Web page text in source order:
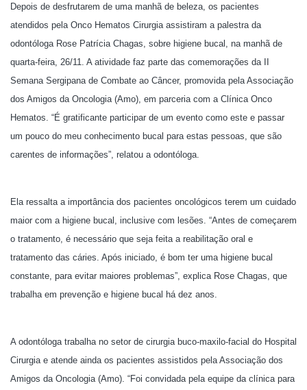
Depois de desfrutarem de uma manhã de beleza, os pacientes
atendidos pela Onco Hematos Cirurgia assistiram a palestra da
odontóloga Rose Patrícia Chagas, sobre higiene bucal, na manhã de
quarta-feira, 26/11. A atividade faz parte das comemorações da II
Semana Sergipana de Combate ao Câncer, promovida pela Associação
dos Amigos da Oncologia (Amo), em parceria com a Clínica Onco
Hematos. “É gratificante participar de um evento como este e passar
um pouco do meu conhecimento bucal para estas pessoas, que são
carentes de informações”, relatou a odontóloga.
Ela ressalta a importância dos pacientes oncológicos terem um cuidado
maior com a higiene bucal, inclusive com lesões. “Antes de começarem
o tratamento, é necessário que seja feita a reabilitação oral e
tratamento das cáries. Após iniciado, é bom ter uma higiene bucal
constante, para evitar maiores problemas”, explica Rose Chagas, que
trabalha em prevenção e higiene bucal há dez anos.
A odontóloga trabalha no setor de cirurgia buco-maxilo-facial do Hospital
Cirurgia e atende ainda os pacientes assistidos pela Associação dos
Amigos da Oncologia (Amo). “Foi convidada pela equipe da clínica para